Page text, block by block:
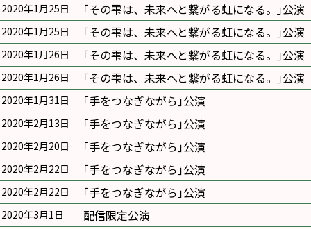
2020年1月25日 ｢その雫は、未来へと繋がる虹になる。｣公演
2020年1月25日 ｢その雫は、未来へと繋がる虹になる。｣公演
2020年1月26日 ｢その雫は、未来へと繋がる虹になる。｣公演
2020年1月26日 ｢その雫は、未来へと繋がる虹になる。｣公演
2020年1月31日 ｢手をつなぎながら｣公演
2020年2月13日 ｢手をつなぎながら｣公演
2020年2月20日 ｢手をつなぎながら｣公演
2020年2月22日 ｢手をつなぎながら｣公演
2020年2月22日 ｢手をつなぎながら｣公演
2020年3月1日 配信限定公演